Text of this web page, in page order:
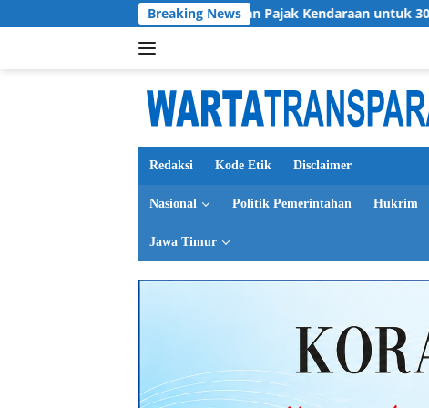
ke
Breaking News
Pemutihan Pajak Kendaraan untuk 300 Ojol di Malang
Redaksi Kode Etik Disclaimer
Nasional Politik Pemerintahan Hukrim
Jawa Timur